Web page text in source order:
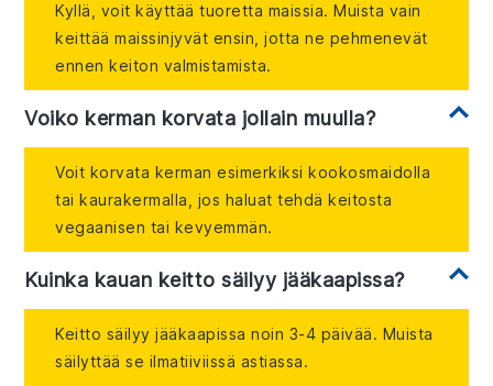
Kyllä, voit käyttää tuoretta maissia. Muista vain
keittää maissinjyvät ensin, jotta ne pehmenevät
ennen keiton valmistamista.
Voiko kerman korvata jollain muulla?
Voit korvata kerman esimerkiksi kookosmaidolla
tai kaurakermalla, jos haluat tehdä keitosta
vegaanisen tai kevyemmän.
Kuinka kauan keitto säilyy jääkaapissa?
Keitto säilyy jääkaapissa noin 3-4 päivää. Muista
säilyttää se ilmatiiviissä astiassa.